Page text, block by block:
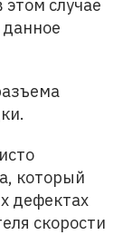
случае
который
дефектах
скорости